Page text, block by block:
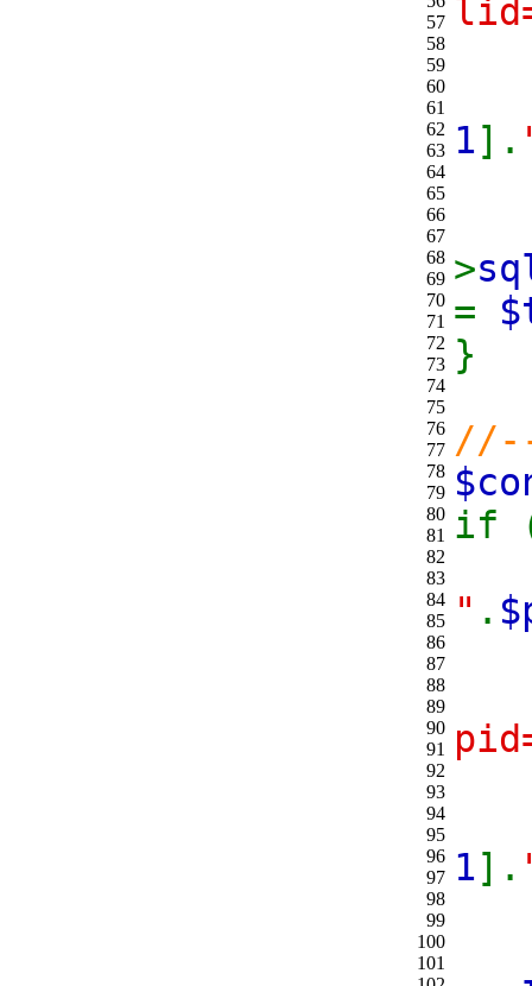
57
58
59
60
61
62
63
64
65
66
67
68
69
70
71
72
73
74
75
76
77
78
79
80
81
82
83
84
85
86
87
88
89
90
91
92
93
94
95
96
97
98
99
100
101
1].
>
=
}
if
" .
1].